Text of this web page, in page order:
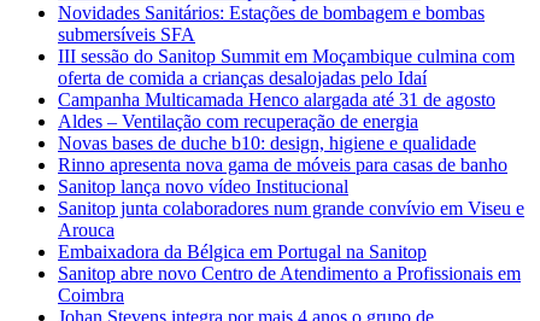
Novidades Sanitários: Estações de bombagem e bombas
submersíveis SFA
III sessão do Sanitop Summit em Moçambique culmina com
oferta de comida a crianças desalojadas pelo Idaí
Campanha Multicamada Henco alargada até 31 de agosto
Aldes – Ventilação com recuperação de energia
Novas bases de duche b10: design, higiene e qualidade
Rinno apresenta nova gama de móveis para casas de banho
Sanitop lança novo vídeo Institucional
Sanitop junta colaboradores num grande convívio em Viseu e
Arouca
Embaixadora da Bélgica em Portugal na Sanitop
Sanitop abre novo Centro de Atendimento a Profissionais em
Coimbra
Johan Stevens integra por mais 4 anos o grupo de